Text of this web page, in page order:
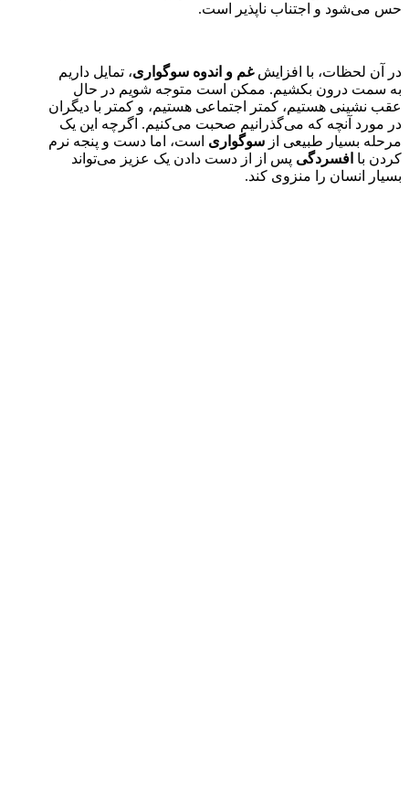
حس می‌شود و اجتناب ناپذیر است.
در آن لحظات، با افزایش غم و اندوه سوگواری، تمایل داریم
به سمت درون بکشیم. ممکن است متوجه شویم در حال
عقب نشینی هستیم، کمتر اجتماعی هستیم، و کمتر با دیگران
در مورد آنچه که می‌گذرانیم صحبت می‌کنیم. اگرچه این یک
مرحله بسیار طبیعی از سوگواری است، اما دست و پنجه نرم
کردن با افسردگی پس از از دست دادن یک عزیز می‌تواند
بسیار انسان را منزوی کند.